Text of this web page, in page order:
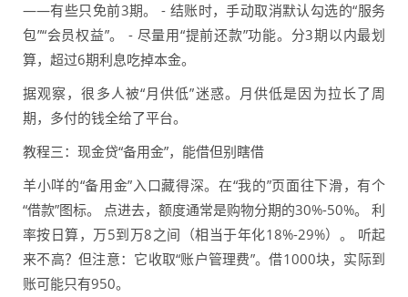
——有些只免前3期。 - 结账时，手动取消默认勾选的“服务
包”“会员权益”。 - 尽量用“提前还款”功能。分3期以内最划
算，超过6期利息吃掉本金。
据观察，很多人被“月供低”迷惑。月供低是因为拉长了周
期，多付的钱全给了平台。
教程三：现金贷“备用金”，能借但别瞎借
羊小咩的“备用金”入口藏得深。在“我的”页面往下滑，有个
“借款”图标。 点进去，额度通常是购物分期的30%-50%。 利
率按日算，万5到万8之间（相当于年化18%-29%）。 听起
来不高？但注意：它收取“账户管理费”。借1000块，实际到
账可能只有950。